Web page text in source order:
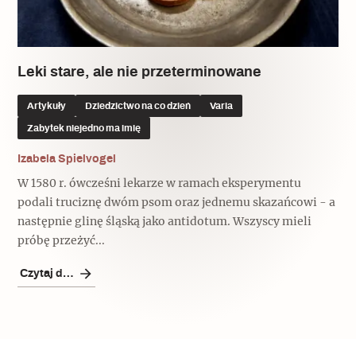
Kruchość rzeczy
Wywiady
Popularne
Dolnośląski Indiana Jones
Recenzje
Popularne
Jak wskrzesić smak
Ludzie
Popularne
Biskupin - rezerwat archeologiczny
Muzea od nowa
Popularne
Narodowego Muzeum Techniki
Polska ze smakiem
Popularne
Zobacz również
Patronaty
MonumentApp
Mapa skojarzeń
Krakowskie Kawiarnie
Leki stare, ale nie przeterminowane
Artykuły Dziedzictwo na co dzień Varia
Zabytek niejedno ma imię
Izabela Spielvogel
W 1580 r. ówcześni lekarze w ramach eksperymentu
podali truciznę dwóm psom oraz jednemu skazańcowi - a
następnie glinę śląską jako antidotum. Wszyscy mieli
próbę przeżyć...
Czytaj dalej